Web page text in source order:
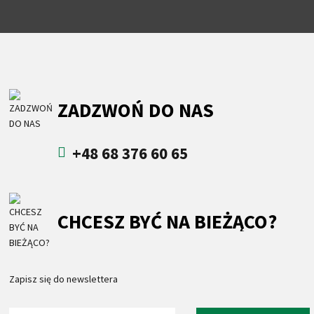
ZADZWOŃ DO NAS
+48 68 376 60 65
CHCESZ BYĆ NA BIEŻĄCO?
Zapisz się do newslettera